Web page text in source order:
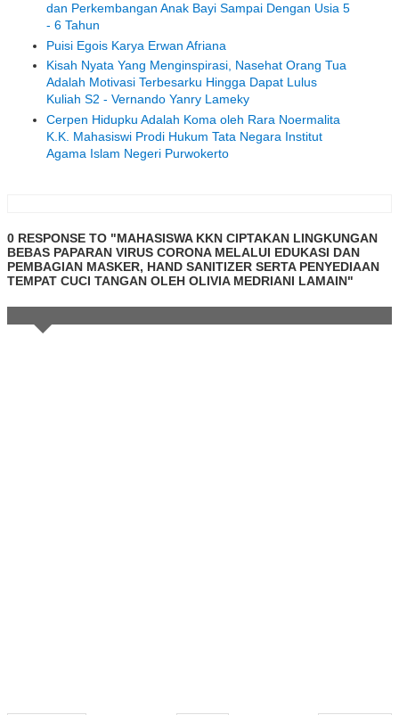
dan Perkembangan Anak Bayi Sampai Dengan Usia 5
- 6 Tahun
Puisi Egois Karya Erwan Afriana
Kisah Nyata Yang Menginspirasi, Nasehat Orang Tua
Adalah Motivasi Terbesarku Hingga Dapat Lulus
Kuliah S2 - Vernando Yanry Lameky
Cerpen Hidupku Adalah Koma oleh Rara Noermalita
K.K. Mahasiswi Prodi Hukum Tata Negara Institut
Agama Islam Negeri Purwokerto
0 RESPONSE TO "MAHASISWA KKN CIPTAKAN LINGKUNGAN
BEBAS PAPARAN VIRUS CORONA MELALUI EDUKASI DAN
PEMBAGIAN MASKER, HAND SANITIZER SERTA PENYEDIAAN
TEMPAT CUCI TANGAN OLEH OLIVIA MEDRIANI LAMAIN"